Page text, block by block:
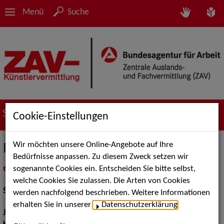
Menü Suche
Suche nach Künstler*innen
Maria Möbius
als PDF speichern
inMeine Merklistelegen
Schauspiel:Film und TV
Jahrgang:
Cookie-Einstellungen
Wir möchten unsere Online-Angebote auf Ihre
Bedürfnisse anpassen. Zu diesem Zweck setzen wir
sogenannte Cookies ein. Entscheiden Sie bitte selbst,
welche Cookies Sie zulassen. Die Arten von Cookies
werden nachfolgend beschrieben. Weitere Informationen
erhalten Sie in unserer
Datenschutzerklärung